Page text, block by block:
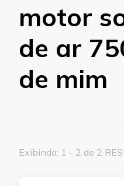
motor
de ar
de mim
Exibindo: 1 - 2 de 2